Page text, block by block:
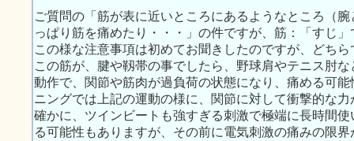
ご質問の「筋が表に近いところにあるようなところ（
っぱり筋を痛めたり・・・」の件ですが、筋：「すじ
この様な注意事項は初めてお聞きしたのですが、どち
この筋が、腱や靱帯の事でしたら、野球肩やテニス肘
動作で、関節や筋肉が過負荷の状態になり、痛める可
ニングでは上記の運動の様に、関節に対して衝撃的な
確かに、ツインビートも強すぎる刺激で極端に長時間
る可能性もありますが、その前に電気刺激の痛みの限